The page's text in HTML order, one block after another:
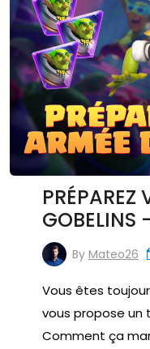
PRÉPAREZ
GOBELINS
By Mateo26
Vous êtes
vous propose un
Comment ça